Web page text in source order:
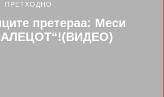
ПРЕТХОДНО
претераа: Меси